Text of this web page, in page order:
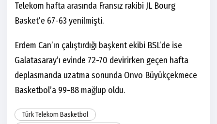
Telekom hafta arasında Fransız rakibi JL Bourg
Basket’e 67-63 yenilmişti.
Erdem Can’ın çalıştırdığı başkent ekibi BSL’de ise
Galatasaray’ı evinde 72-70 devirirken geçen hafta
deplasmanda uzatma sonunda Onvo Büyükçekmece
Basketbol’a 99-88 mağlup oldu.
Türk Telekom Basketbol